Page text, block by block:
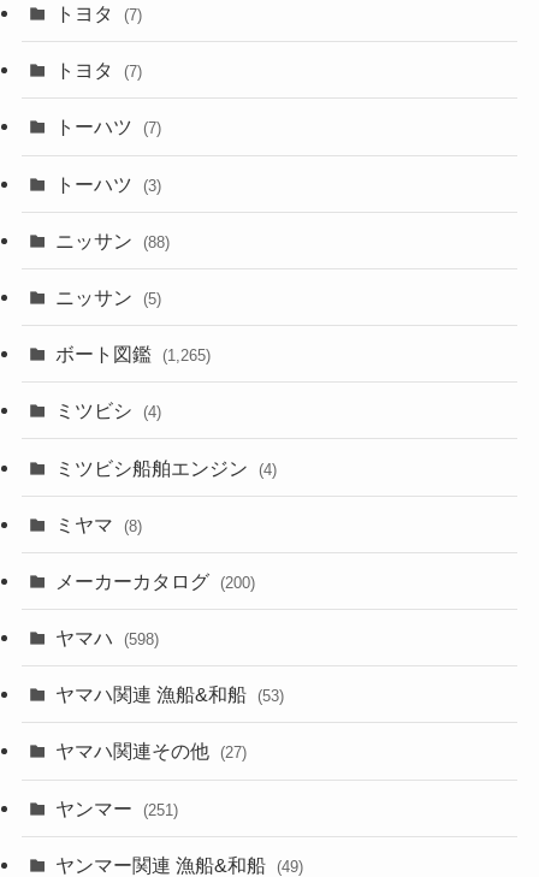
トヨタ (7)
トヨタ (7)
トーハツ (7)
トーハツ (3)
ニッサン (88)
ニッサン (5)
ボート図鑑 (1,265)
ミツビシ (4)
ミツビシ船舶エンジン (4)
ミヤマ (8)
メーカーカタログ (200)
ヤマハ (598)
ヤマハ関連 漁船&和船 (53)
ヤマハ関連その他 (27)
ヤンマー (251)
ヤンマー関連 漁船&和船 (49)